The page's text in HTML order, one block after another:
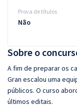
Sobre o
A fim de preparar os
Gran escalou uma
públicos. O curso
últimos editais.
Prova de títulos
Não